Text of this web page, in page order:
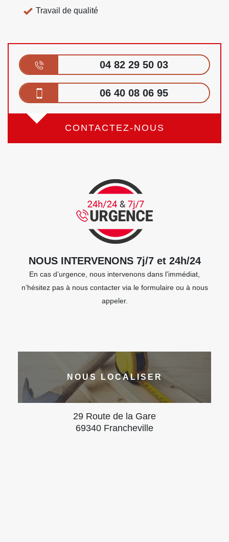
Travail de qualité
04 82 29 50 03
06 40 08 06 95
CONTACTEZ-NOUS
NOUS INTERVENONS 7j/7 et 24h/24
En cas d’urgence, nous intervenons dans l’immédiat,
n’hésitez pas à nous contacter via le formulaire ou à nous
appeler.
NOUS LOCALISER
29 Route de la Gare
69340 Francheville